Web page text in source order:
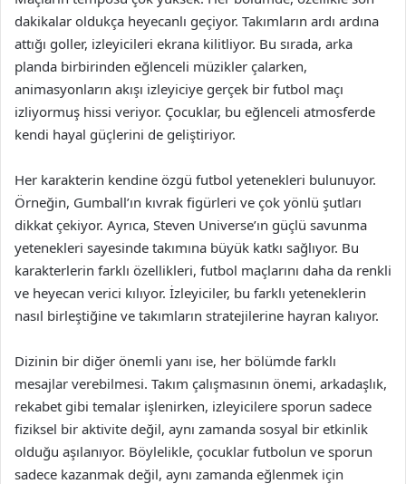
dakikalar oldukça heyecanlı geçiyor. Takımların ardı ardına
attığı goller, izleyicileri ekrana kilitliyor. Bu sırada, arka
planda birbirinden eğlenceli müzikler çalarken,
animasyonların akışı izleyiciye gerçek bir futbol maçı
izliyormuş hissi veriyor. Çocuklar, bu eğlenceli atmosferde
kendi hayal güçlerini de geliştiriyor.
Her karakterin kendine özgü futbol yetenekleri bulunuyor.
Örneğin, Gumball’ın kıvrak figürleri ve çok yönlü şutları
dikkat çekiyor. Ayrıca, Steven Universe’ın güçlü savunma
yetenekleri sayesinde takımına büyük katkı sağlıyor. Bu
karakterlerin farklı özellikleri, futbol maçlarını daha da renkli
ve heyecan verici kılıyor. İzleyiciler, bu farklı yeteneklerin
nasıl birleştiğine ve takımların stratejilerine hayran kalıyor.
Dizinin bir diğer önemli yanı ise, her bölümde farklı
mesajlar verebilmesi. Takım çalışmasının önemi, arkadaşlık,
rekabet gibi temalar işlenirken, izleyicilere sporun sadece
fiziksel bir aktivite değil, aynı zamanda sosyal bir etkinlik
olduğu aşılanıyor. Böylelikle, çocuklar futbolun ve sporun
sadece kazanmak değil, aynı zamanda eğlenmek için